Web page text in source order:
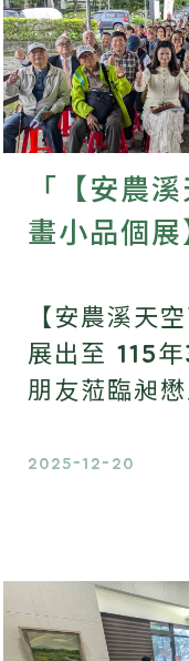
「【安農
畫小品個展
【安農溪天
展出至 115
朋友蒞臨昶
會之間，細
情。
2025-12-20